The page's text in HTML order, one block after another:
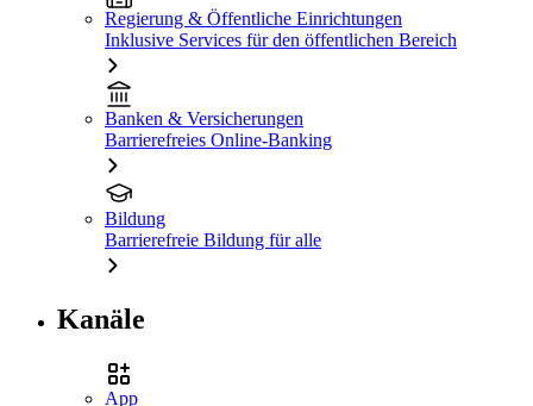
Regierung & Öffentliche Einrichtungen
Inklusive Services für den öffentlichen Bereich
Banken & Versicherungen
Barrierefreies Online-Banking
Bildung
Barrierefreie Bildung für alle
Kanäle
App